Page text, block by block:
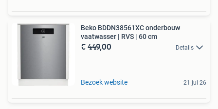
Beko BDDN38561XC onderbouw
vaatwasser | RVS | 60 cm
€ 449,00 Details
Bezoek website 21 jul 26